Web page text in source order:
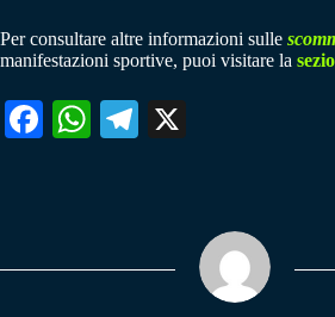
Per consultare altre informazioni sulle
manifestazioni sportive, puoi visitare la
Fa W
pp
Te
m